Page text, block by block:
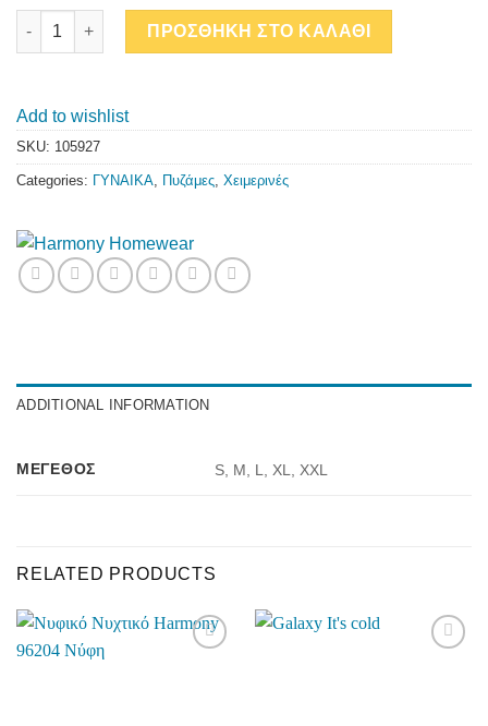
ΚΑΡΟ ΓΥΝΑΙΚΕΙΑ ΠΥΖΑΜΑ ΡΟΖ quantity
ΠΡΟΣΘΗΚΗ ΣΤΟ ΚΑΛΑΘΙ
Add to wishlist
SKU: 105927
Categories: ΓΥΝΑΙΚΑ Πυζάμες Χειμερινές
ADDITIONAL INFORMATION
ΜΈΓΕΘΟΣ S, M, L, XL, XXL
RELATED PRODUCTS